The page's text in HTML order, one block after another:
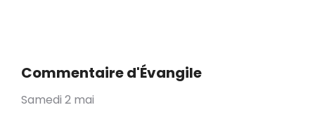
Commentaire d'Évangile
Samedi 2 mai